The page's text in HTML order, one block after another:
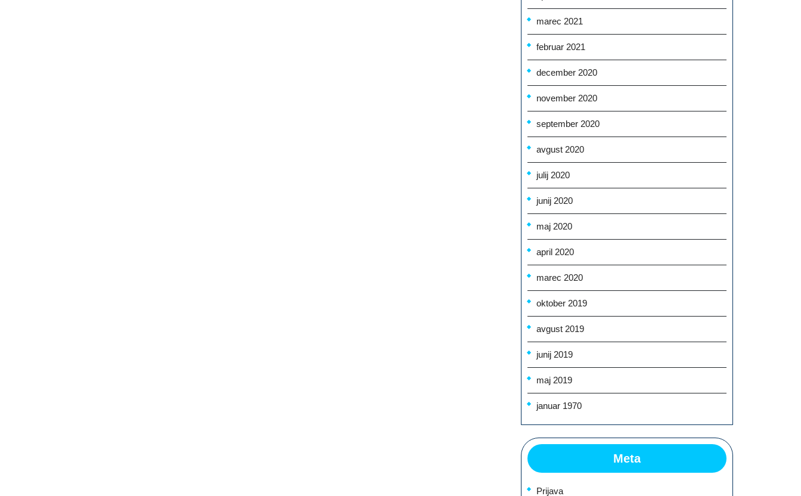
marec 2021
februar 2021
december 2020
november 2020
september 2020
avgust 2020
julij 2020
junij 2020
maj 2020
april 2020
marec 2020
oktober 2019
avgust 2019
junij 2019
maj 2019
januar 1970
Meta
Prijava